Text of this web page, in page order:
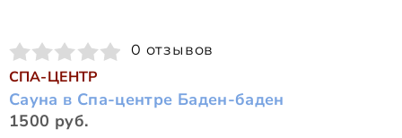
0 отзывов
СПА-ЦЕНТР
Сауна в Спа-центре Баден-баден
1500 руб.